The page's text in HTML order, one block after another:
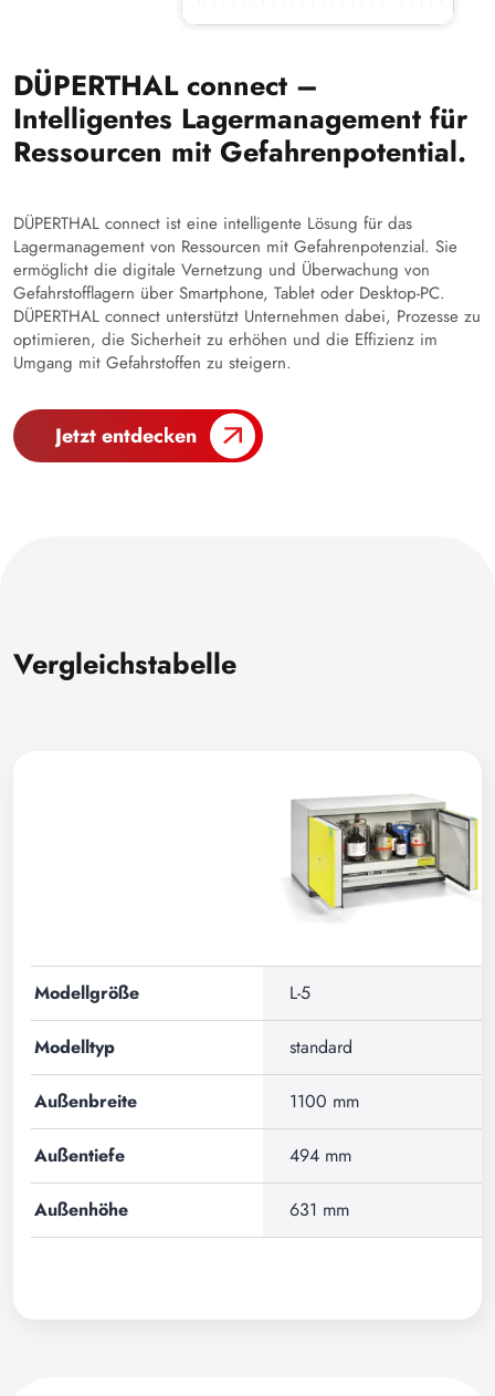
DÜPERTHAL connect –
Intelligentes Lagermanagement für
Ressourcen mit Gefahrenpotential.
DÜPERTHAL connect ist eine intelligente Lösung für das
Lagermanagement von Ressourcen mit Gefahrenpotenzial. Sie
ermöglicht die digitale Vernetzung und Überwachung von
Gefahrstofflagern über Smartphone, Tablet oder Desktop-PC.
DÜPERTHAL connect unterstützt Unternehmen dabei, Prozesse zu
optimieren, die Sicherheit zu erhöhen und die Effizienz im
Umgang mit Gefahrstoffen zu steigern.
Jetzt entdecken
Vergleichstabelle
Modellgröße L-5
Modelltyp standard
Außenbreite 1100 mm
Außentiefe 494 mm
Außenhöhe 631 mm